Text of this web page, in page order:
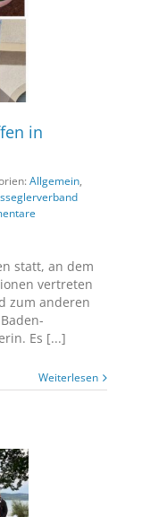
in
Allgemein,
statt, an dem
vertreten
zum anderen
Es [...]
Weiterlesen